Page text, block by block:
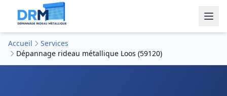
Accueil
Services
Dépannage rideau métallique Loos (59120)